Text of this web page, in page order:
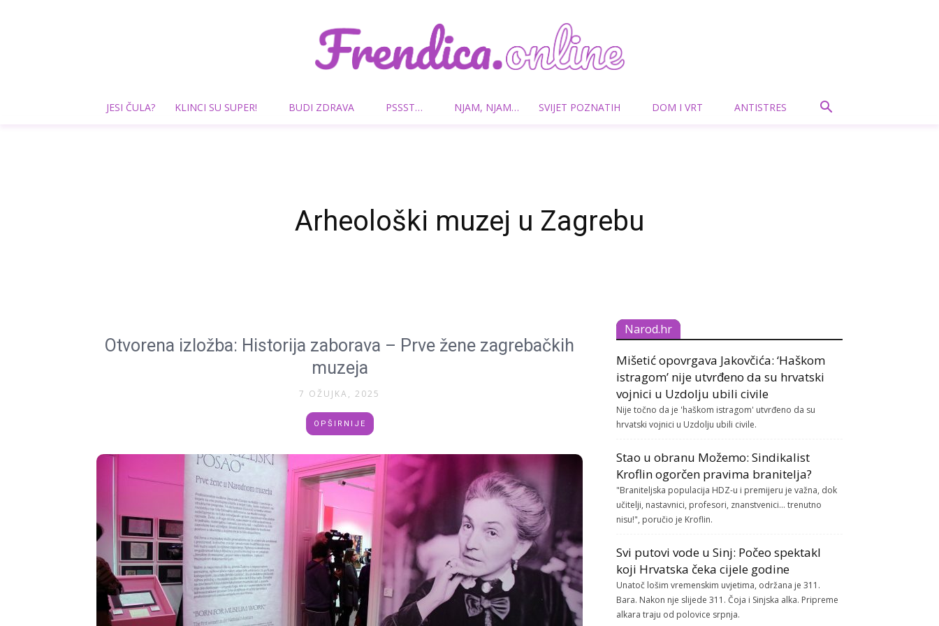
Frendica.online
JESI ČULA? KLINCI SU SUPER! BUDI ZDRAVA PSSST… NJAM, NJAM… SVIJET POZNATIH DOM I VRT ANTISTRES
Arheološki muzej u Zagrebu
Otvorena izložba: Historija zaborava – Prve žene zagrebačkih
muzeja
7 OŽUJKA, 2025
OPŠIRNIJE
Narod.hr
Mišetić opovrgava Jakovčića: ‘Haškom
istragom’ nije utvrđeno da su hrvatski
vojnici u Uzdolju ubili civile
Nije točno da je 'haškom istragom' utvrđeno da su
hrvatski vojnici u Uzdolju ubili civile.
Stao u obranu Možemo: Sindikalist
Kroflin ogorčen pravima branitelja?
"Braniteljska populacija HDZ-u i premijeru je važna, dok
učitelji, nastavnici, profesori, znanstvenici... trenutno
nisu!", poručio je Kroflin.
Svi putovi vode u Sinj: Počeo spektakl
koji Hrvatska čeka cijele godine
Unatoč lošim vremenskim uvjetima, održana je 311.
Bara. Nakon nje slijede 311. Čoja i Sinjska alka. Pripreme
alkara traju od polovice srpnja.